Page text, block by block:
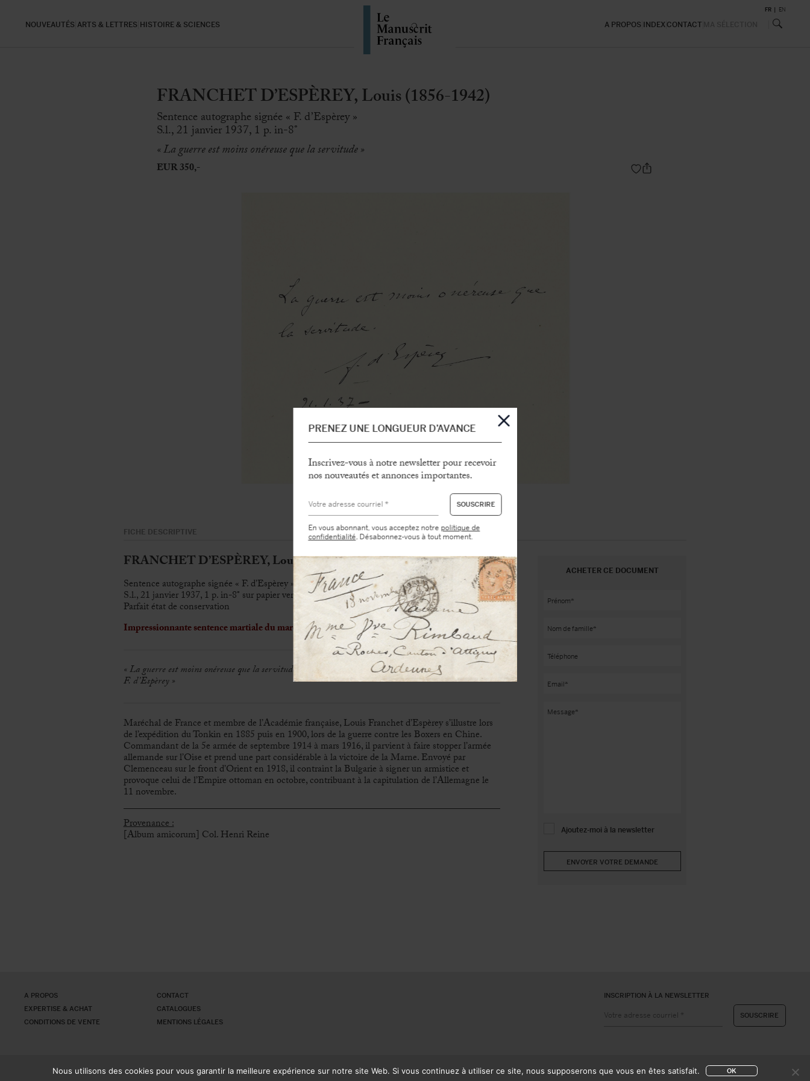
NOUVEAUTÉS ARTS & LETTRES HISTOIRE & SCIENCES A PROPOS INDEXCONTACT
FR EN
FRANCHET D’ESPÈREY, Louis (1856-1942)
Sentence autographe signée « F. d’Espèrey »
S.l., 21 janvier 1937, 1 p. in-8°
« La guerre est moins onéreuse que la servitude »
EUR 350,-
FICHE DESCRIPTIVE
FRANCHET D’ESPÈREY, Louis (1856-1942)
Sentence autographe signée « F. d’Espèrey »
S.l., 21 janvier 1937, 1 p. in-8° sur papier vergé beige
Parfait état de conservation
Impressionnante sentence martiale du maréchal Franchet d’Espèrey
« La guerre est moins onéreuse que la servitude
F. d’Espèrey »
Maréchal de France et membre de l’Académie française, Louis Franchet d’Espèrey s’illustre lors
de l’expédition du Tonkin en 1885 puis en 1900, lors de la guerre contre les Boxers en Chine.
Commandant de la 5e armée de septembre 1914 à mars 1916, il parvient à faire stopper l’armée
allemande sur l’Oise et prend une part considérable à la victoire de la Marne. Envoyé par
Clemenceau sur le front d’Orient en 1918, il contraint la Bulgarie à signer un armistice et
provoque celui de l’Empire ottoman en octobre, contribuant à la capitulation de l’Allemagne le
11 novembre.
Provenance :
[Album amicorum] Col. Henri Reine
ACHETER CE DOCUMENT
Ajoutez-moi à la newsletter
A PROPOS
EXPERTISE & ACHAT
CONDITIONS DE VENTE
CONTACT
CATALOGUES
MENTIONS LÉGALES
INSCRIPTION À LA NEWSLETTER
PRENEZ UNE LONGUEUR D’AVANCE
Inscrivez-vous à notre newsletter pour recevoir
nos nouveautés et annonces importantes.
En vous abonnant, vous acceptez notre politique de
confidentialité. Désabonnez-vous à tout moment.
Nous utilisons des cookies pour vous garantir la meilleure expérience sur notre site Web. Si vous continuez à utiliser ce site, nous supposerons que vous en êtes satisfait. OK